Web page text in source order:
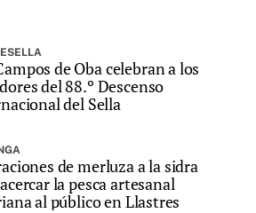
de Oba celebran a los
del 88.º Descenso
del Sella
de merluza a la sidra
la pesca artesanal
al público en Llastres